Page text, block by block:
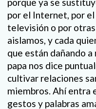
porque ya se
por el Internet, por
televisión o por otras
aislamos, y cada
que están dañando
papa nos dice
cultivar relaciones
miembros. Ahí entra
gestos y palabras